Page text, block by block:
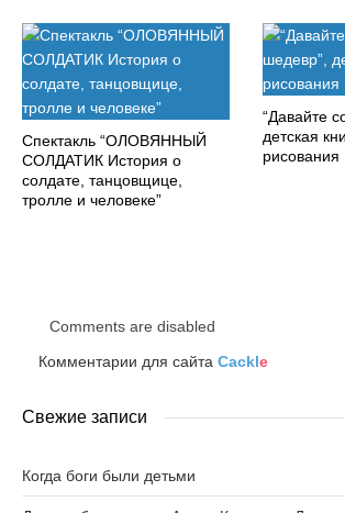
Спектакль “ОЛОВЯННЫЙ
СОЛДАТИК История о
солдате, танцовщице,
тролле и человеке”
“Давайте
детская
рисования
Comments are disabled
Комментарии для сайта Cackle
Свежие записи
Когда боги были детьми